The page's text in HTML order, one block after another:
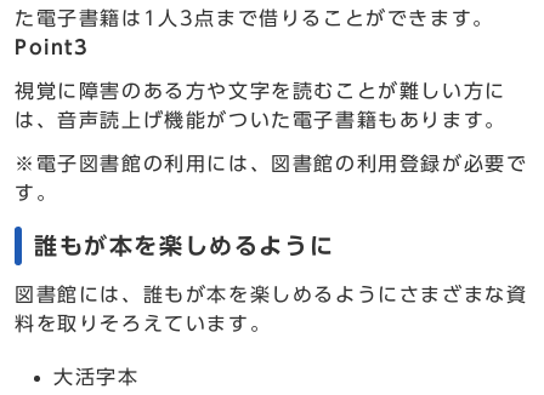
た電子書籍は1人3点まで借りることができます。
Point3
視覚に障害のある方や文字を読むことが難しい方に
は、音声読上げ機能がついた電子書籍もあります。
※電子図書館の利用には、図書館の利用登録が必要で
す。
誰もが本を楽しめるように
図書館には、誰もが本を楽しめるようにさまざまな資
料を取りそろえています。
大活字本